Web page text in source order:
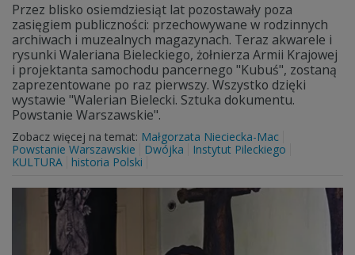
Przez blisko osiemdziesiąt lat pozostawały poza
zasięgiem publiczności: przechowywane w rodzinnych
archiwach i muzealnych magazynach. Teraz akwarele i
rysunki Waleriana Bieleckiego, żołnierza Armii Krajowej
i projektanta samochodu pancernego "Kubuś", zostaną
zaprezentowane po raz pierwszy. Wszystko dzięki
wystawie "Walerian Bielecki. Sztuka dokumentu.
Powstanie Warszawskie".
Zobacz więcej na temat: Małgorzata Nieciecka-Mac
Powstanie Warszawskie
Dwójka
Instytut Pileckiego
KULTURA
historia Polski